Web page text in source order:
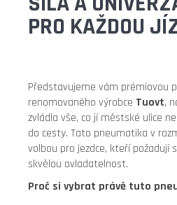
PRO KAŽDOU
Představujeme vám prémiovou
renomovaného výrobce Tuovt,
zvládla vše, co jí městské ulice
do cesty. Tato pneumatika v
volbou pro jezdce, kteří požadují
skvělou ovladatelnost.
Proč si vybrat právě tuto